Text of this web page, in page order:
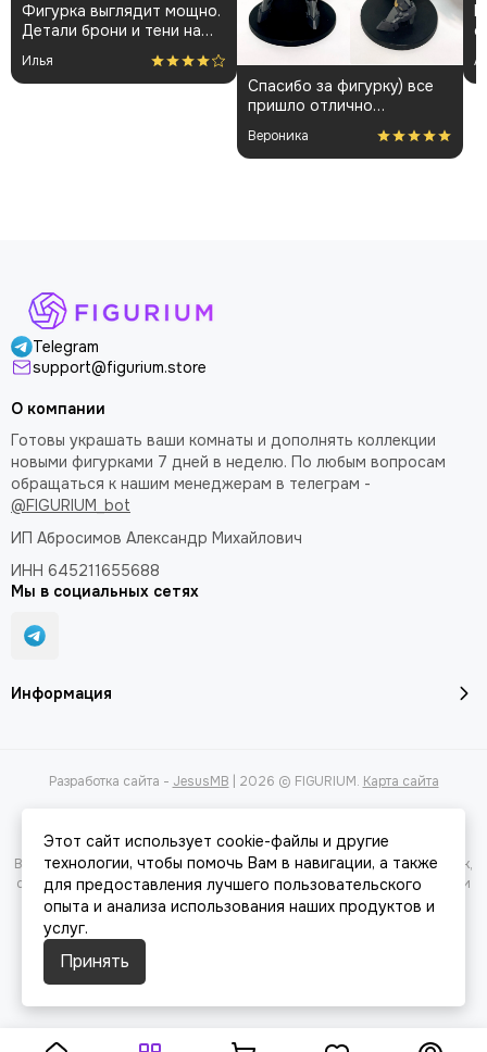
Фигурка выглядит мощно.
Детали брони и тени на
плаще проработаны
аккуратно. Пришла быстро
и без повреждений.
Илья
Спасибо за фигурку) все
пришло отлично
упакованным. Отдельная
благодарность за
покраску модели.
Вероника
Telegram
support@figurium.store
Информация
О компании
Готовы украшать ваши комнаты и дополнять коллекции
новыми фигурками 7 дней в неделю. По любым вопросам
обращаться к нашим менеджерам в телеграм -
@FIGURIUM_bot
ИП Абросимов Александр Михайлович
ИНН 645211655688
Мы в социальных сетях
Разработка сайта - JesusMB | 2026 © FIGURIUM. Карта сайта
Вся представленная на сайте информация, касающаяся характеристик,
стоимости товаров и услуг, носит информационный характер и ни при
каких условиях не является публичной офертой, определяемой
положениями Статьи 437(2) Гражданского кодекса РФ.
Этот сайт использует cookie-файлы и другие
технологии, чтобы помочь Вам в навигации, а также
для предоставления лучшего пользовательского
опыта и анализа использования наших продуктов и
услуг.
Принять